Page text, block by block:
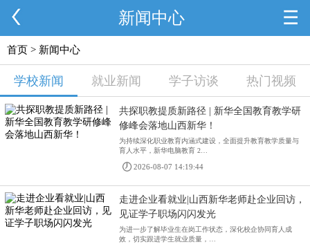
新闻中心
首页 > 新闻中心
学校新闻 就业新闻 学子访谈 热门视频
共探职教提质新路径 | 新华全国教育教学研
修峰会落地山西新华！
为持续深化职业教育内涵式建设，全面提升教育教学质量与
育人水平，新华电脑教育 2…
2026-08-07 14:19:44
走进企业看就业|山西新华老师赴企业回访，
见证学子职场闪闪发光
为进一步了解毕业生在岗工作状态，深化校企协同育人成
效，切实跟进学生就业质量，…